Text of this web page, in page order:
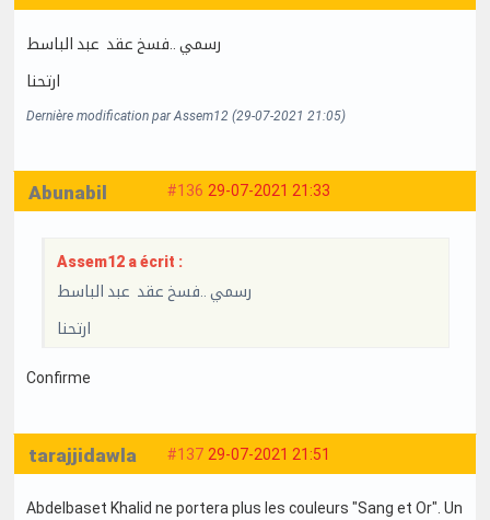
رسمي ..فسخ عقد عبد الباسط
ارتحنا
Dernière modification par Assem12 (29-07-2021 21:05)
#136 29-07-2021 21:33
Abunabil
Assem12 a écrit :
رسمي ..فسخ عقد عبد الباسط
ارتحنا
Confirme
#137 29-07-2021 21:51
tarajjidawla
Abdelbaset Khalid ne portera plus les couleurs "Sang et Or". Un